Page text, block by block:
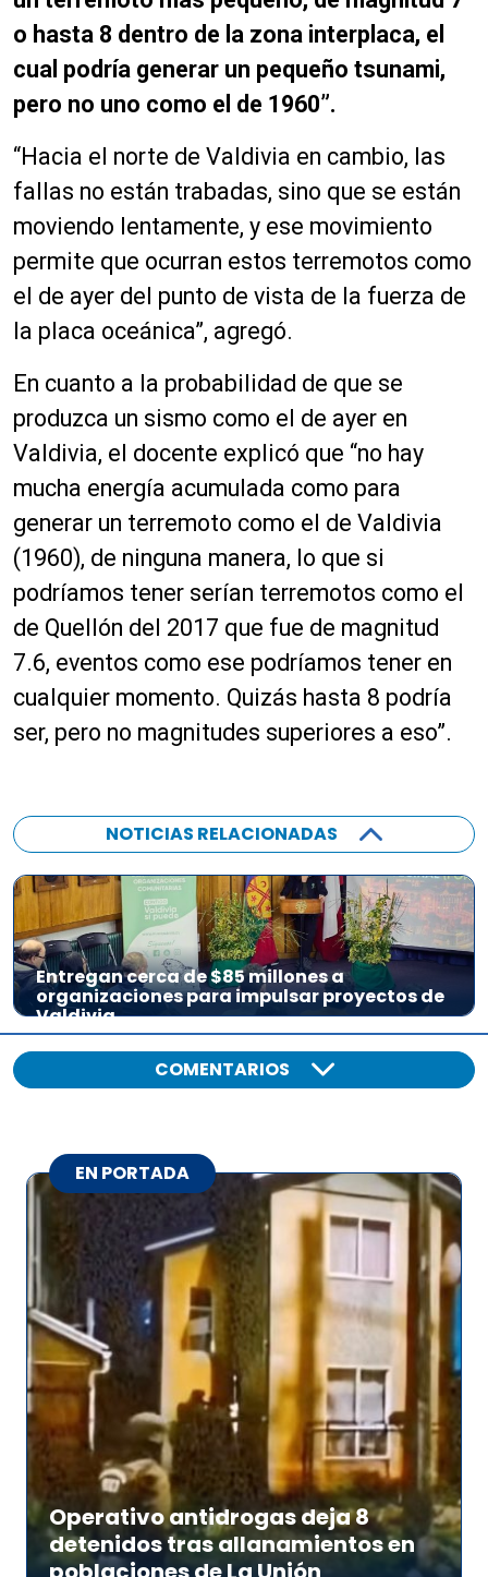
o hasta 8 dentro de la zona interplaca, el
cual podría generar un pequeño tsunami,
pero no uno como el de 1960”.
“Hacia el norte de Valdivia en cambio, las
fallas no están trabadas, sino que se están
moviendo lentamente, y ese movimiento
permite que ocurran estos terremotos como
el de ayer del punto de vista de la fuerza de
la placa oceánica”, agregó.
En cuanto a la probabilidad de que se
produzca un sismo como el de ayer en
Valdivia, el docente explicó que “no hay
mucha energía acumulada como para
generar un terremoto como el de Valdivia
(1960), de ninguna manera, lo que si
podríamos tener serían terremotos como el
de Quellón del 2017 que fue de magnitud
7.6, eventos como ese podríamos tener en
cualquier momento. Quizás hasta 8 podría
ser, pero no magnitudes superiores a eso”.
NOTICIAS RELACIONADAS
Entregan cerca de $85 millones a
organizaciones para impulsar proyectos de
Valdivia
COMENTARIOS
EN PORTADA
Operativo antidrogas deja 8
detenidos tras allanamientos en